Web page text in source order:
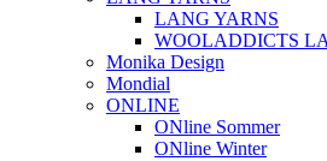
LANG YARNS
WOOLADDICTS
Monika Design
Mondial
ONLINE
ONline Sommer
ONline Winter